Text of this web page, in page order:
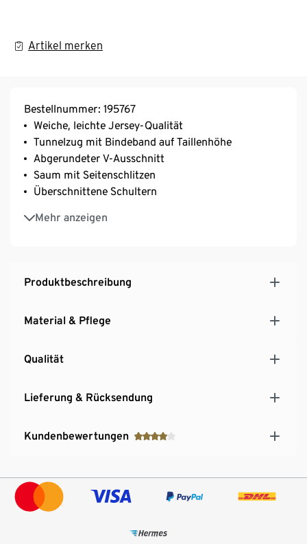
Artikel merken
Bestellnummer: 195767
Weiche, leichte Jersey-Qualität
Tunnelzug mit Bindeband auf Taillenhöhe
Abgerundeter V-Ausschnitt
Saum mit Seitenschlitzen
Überschnittene Schultern
Mehr anzeigen
Maritimer Alloverprint
In 2 Größen erhältlich
Produktbeschreibung
Material & Pflege
Qualität
Lieferung & Rücksendung
Kundenbewertungen